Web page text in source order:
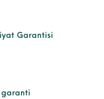
Garantisi
garanti